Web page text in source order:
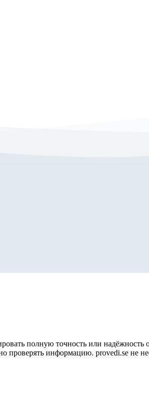
полную точность или надёжность
проверять информацию. provedi.se не